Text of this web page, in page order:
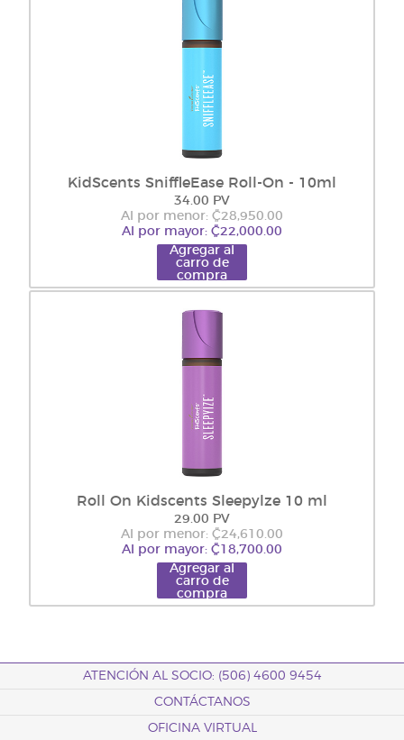
KidScents SniffleEase Roll-On - 10ml
34.00 PV
Al por menor: ₡28,950.00
Al por mayor: ₡22,000.00
Agregar al
carro de
compra
Roll On Kidscents Sleepylze 10 ml
29.00 PV
Al por menor: ₡24,610.00
Al por mayor: ₡18,700.00
Agregar al
carro de
compra
ATENCIÓN AL SOCIO: (506) 4600 9454
CONTÁCTANOS
OFICINA VIRTUAL